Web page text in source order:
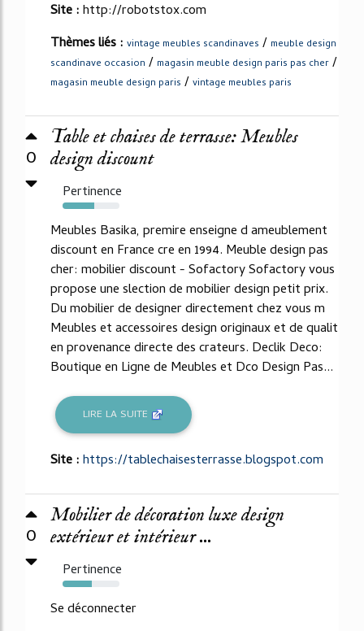
Site :http://robotstox.com
Thèmes liés : vintage meubles scandinaves / meuble design
scandinave occasion / magasin meuble design paris pas cher /
magasin meuble design paris / vintage meubles paris
0
Table et chaises de terrasse: Meubles
design discount
Pertinence
56%
Meubles Basika, premire enseigne d ameublement
discount en France cre en 1994. Meuble design pas
cher: mobilier discount - Sofactory Sofactory vous
propose une slection de mobilier design petit prix.
Du mobilier de designer directement chez vous m
Meubles et accessoires design originaux et de qualit
en provenance directe des crateurs. Declik Deco:
Boutique en Ligne de Meubles et Dco Design Pas...
LIRE LA SUITE
Site :https://tablechaisesterrasse.blogspot.com
0
Mobilier de décoration luxe design
extérieur et intérieur ...
Pertinence
52%
Se déconnecter